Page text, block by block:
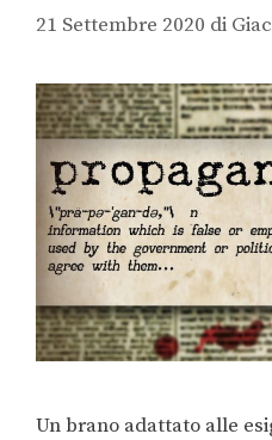
21 Settembre 2020 di
Un brano adattato alle